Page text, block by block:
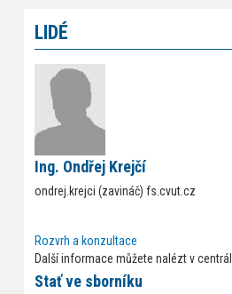
LIDÉ
Ing. Ondřej Krejčí
ondrej.krejci (zavináč) fs.cvut.cz
Rozvrh a konzultace
Další informace můžete nalézt v
Stať ve sborníku